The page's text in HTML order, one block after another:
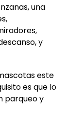
una
y
este
es que lo
parqueo y